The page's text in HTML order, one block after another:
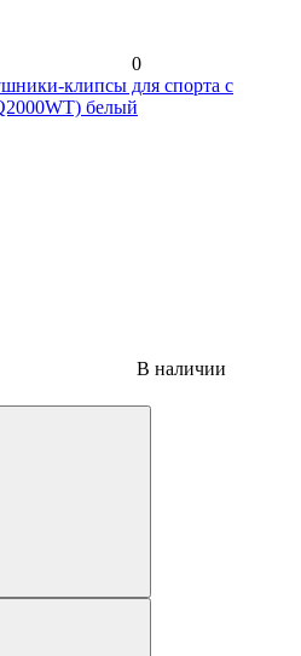
0
клипсы для спорта с
белый
В наличии